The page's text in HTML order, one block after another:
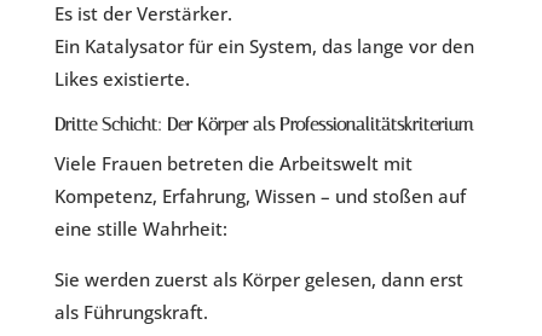
Es ist der Verstärker.
Ein Katalysator für ein System, das lange vor den
Likes existierte.
Dritte Schicht: Der Körper als Professionalitätskriterium
Viele Frauen betreten die Arbeitswelt mit
Kompetenz, Erfahrung, Wissen – und stoßen auf
eine stille Wahrheit:
Sie werden zuerst als Körper gelesen, dann erst
als Führungskraft.